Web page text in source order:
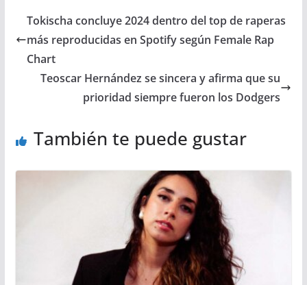
Tokischa concluye 2024 dentro del top de raperas
más reproducidas en Spotify según Female Rap
Chart
Teoscar Hernández se sincera y afirma que su
prioridad siempre fueron los Dodgers
También te puede gustar